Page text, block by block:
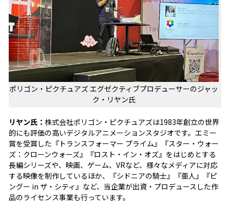
ポリゴン・ピクチュアズ エグゼクティブプロデューサーのジャッ
ク・リヤン氏
リヤン氏： 株式会社ポリゴン・ピクチュアズは1983年創立の世界
的にも評価の高いデジタルアニメーションスタジオです。エミー
賞を受賞した『トランスフォーマー プライム』『スター・ウォー
ズ：クローンウォーズ』『ロスト・イン・オズ』をはじめとする
長編シリーズや、映画、ゲーム、VRなど、様々なメディアに対応
する映像を制作しているほか、『シドニアの騎士』『亜人』『ピ
ングー in ザ・シティ』など、当企業が出資・プロデュースした作
品のライセンス事業も行っています。